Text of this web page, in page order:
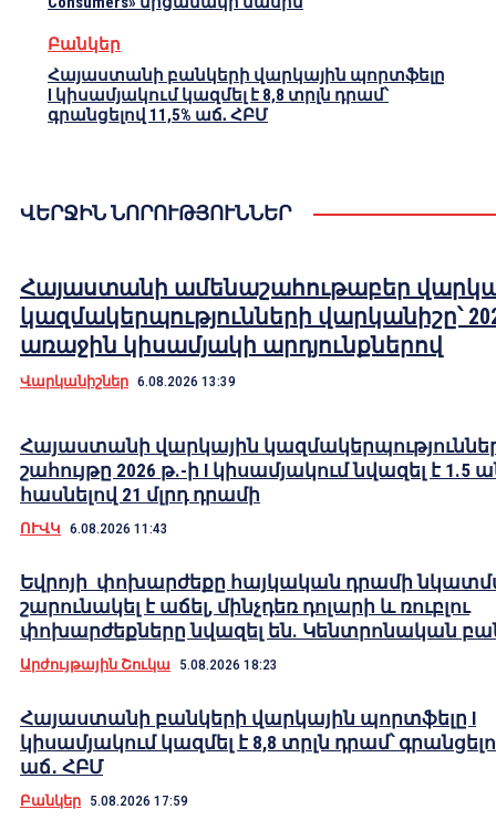
Բանկեր
Հայաստանի բանկերի վարկային պորտֆելը
I կիսամյակում կազմել է 8,8 տրլն դրամ՝
գրանցելով 11,5% աճ․ ՀԲՄ
ՎԵՐՋԻՆ ՆՈՐՈՒԹՅՈՒՆՆԵՐ
Հայաստանի ամենաշահութաբեր
կազմակերպությունների վարկանիշը՝
առաջին կիսամյակի արդյունքներով
Վարկանիշներ 6.08.2026 13:39
Հայաստանի վարկային
շահույթը 2026 թ.-ի I կիսամյակում նվազել է 1.5
հասնելով 21 մլրդ դրամի
ՈՒՎԿ 6.08.2026 11:43
Եվրոյի փոխարժեքը հայկական դրամի
շարունակել է աճել, մինչդեռ դոլարի և ռուբլու
փոխարժեքները նվազել են. Կենտրոնական
Արժույթային Շուկա 5.08.2026 18:23
Հայաստանի բանկերի վարկային պորտֆելը I
կիսամյակում կազմել է 8,8 տրլն դրամ՝
աճ․ ՀԲՄ
Բանկեր 5.08.2026 17:59